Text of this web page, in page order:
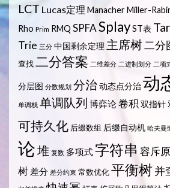
LCT Lucas定理 ManacherMiller-
Rho Prim RMQ SPFASplayST表
Trie 三分 中国剩余定理 主席树二分
查找二分答案 二维差分 二进制划分 二项
分层图 分数规划 分治动态点分治动
单调栈 单调队列 博弈论卷积 双指针
可持久化 后缀数组 后缀自动机 哈夫曼
论堆 复数 多项式字符串 容斥
树 差分 差分约束 常数优化平衡树并